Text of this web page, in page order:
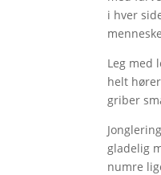
i hver
Leg med
helt
griber
gladelig
numre